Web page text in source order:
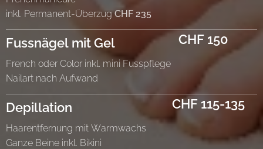
inkl. Permanent-ÜberzugCHF 235
Fussnägel mit Gel
French oder Color inkl. mini Fusspflege
Nailart nach Aufwand
CHF 150
Depillation
Haarentfernung mit Warmwachs
Ganze Beine inkl. Bikini
CHF 115-135